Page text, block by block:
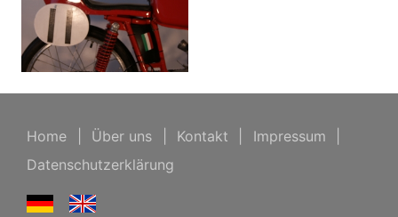
Home Über uns Kontakt Impressum
Datenschutzerklärung